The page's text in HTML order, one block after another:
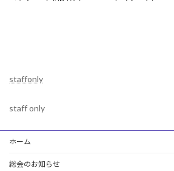
staffonly
staff only
ホーム
総会のお知らせ